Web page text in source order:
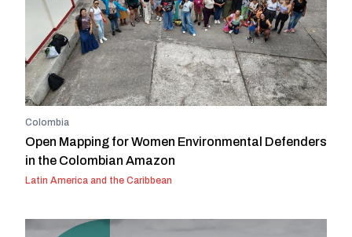
Colombia
Open Mapping for Women Environmental Defenders
in the Colombian Amazon
Latin America and the Caribbean